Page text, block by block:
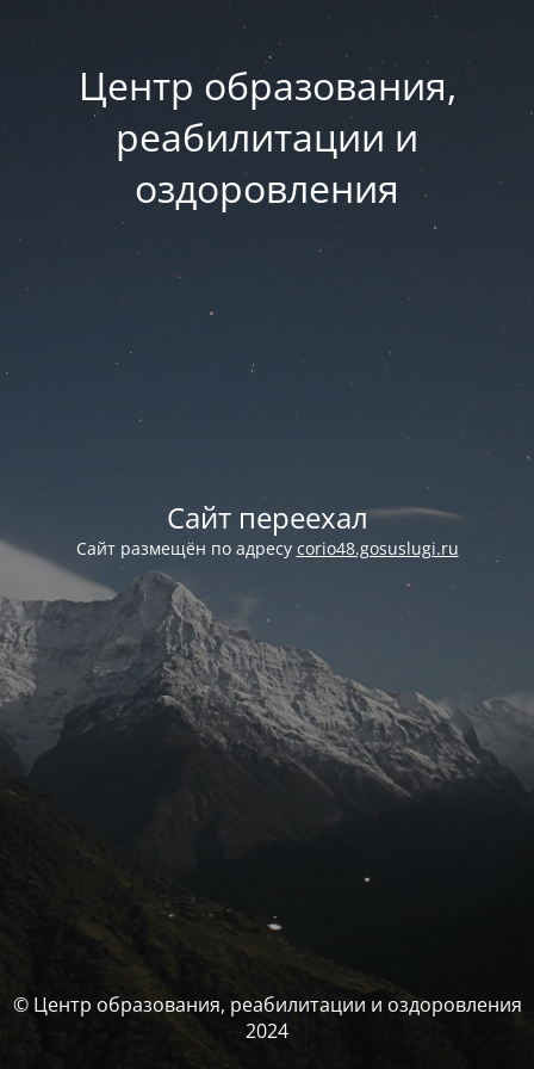
Центр образования,
реабилитации и
оздоровления
Сайт переехал
Сайт размещён по адресу corio48.gosuslugi.ru
© Центр образования, реабилитации и оздоровления
2024